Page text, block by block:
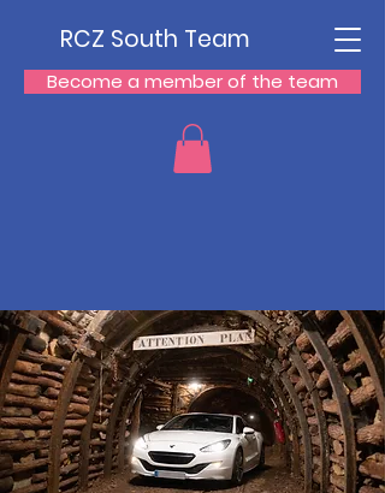
Become a member of the team
RCZ South Team